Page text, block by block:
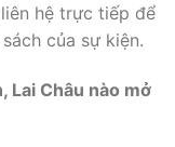
hệ trực tiếp để
của sự kiện.
Lai Châu nào mở